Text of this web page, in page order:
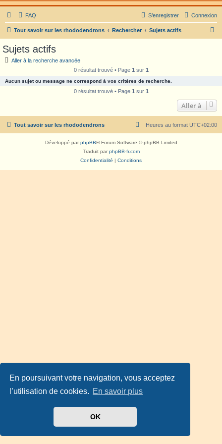
En poursuivant votre navigation, vous acceptez
l’utilisation de cookies. En savoir plus
OK
FAQ Connexion
S’enregistrer
Tout savoir sur les rhododendrons Rechercher Sujets actifs
c
e
Sujets actifs
Aller à la recherche avancée
0 résultat trouvé • Page 1 sur 1
Aucun sujet ou message ne correspond à vos critères de recherche.
0 résultat trouvé • Page 1 sur 1
Aller à
Tout savoir sur les rhododendrons Heures au format UTC+02:00
Développé parphpBB® Forum Software © phpBB Limited
Traduit parphpBB-fr.com
Confidentialité | Conditions